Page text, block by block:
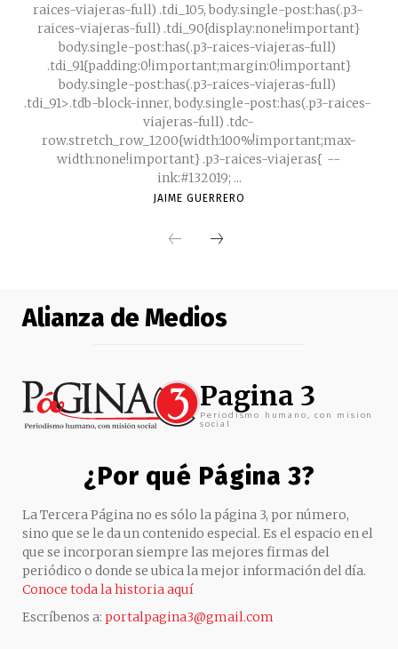
raices-viajeras-full) .tdi_105, body.single-post:has(.p3-
raices-viajeras-full) .tdi_90{display:none!important}
body.single-post:has(.p3-raices-viajeras-full)
.tdi_91{padding:0!important;margin:0!important}
body.single-post:has(.p3-raices-viajeras-full)
.tdi_91>.tdb-block-inner, body.single-post:has(.p3-raices-
viajeras-full) .tdc-
row.stretch_row_1200{width:100%!important;max-
width:none!important} .p3-raices-viajeras{ --
ink:#132019; ...
JAIME GUERRERO
Alianza de Medios
Pagina 3
Periodismo humano, con mision
social
¿Por qué Página 3?
La Tercera Página no es sólo la página 3, por número,
sino que se le da un contenido especial. Es el espacio en el
que se incorporan siempre las mejores firmas del
periódico o donde se ubica la mejor información del día.
Conoce toda la historia aquí
Escríbenos a: portalpagina3@gmail.com